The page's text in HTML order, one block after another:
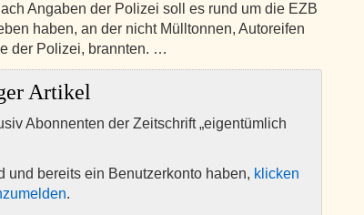
Angaben der Polizei soll es rund um die EZB
haben, an der nicht Mülltonnen, Autoreifen
der Polizei, brannten. …
Artikel
Abonnenten der Zeitschrift „eigentümlich
und bereits ein Benutzerkonto haben, klicken
.